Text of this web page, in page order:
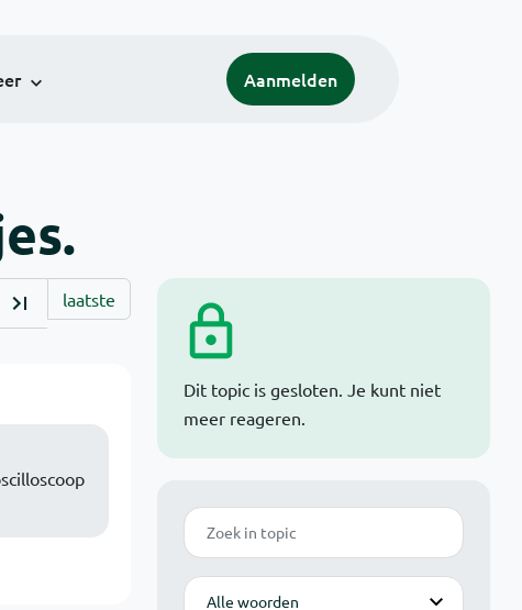
Aanmelden
Dit topic is gesloten. Je kunt niet
meer reageren.
Zoek
Modus
laatste